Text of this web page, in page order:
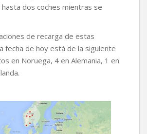
hasta dos coches mientras se
de recarga de estas
fecha de hoy está de la siguiente
en Noruega, 4 en Alemania, 1 en